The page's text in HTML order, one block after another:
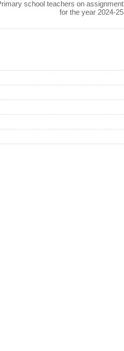
school teachers on assignment
for the year 2024-25